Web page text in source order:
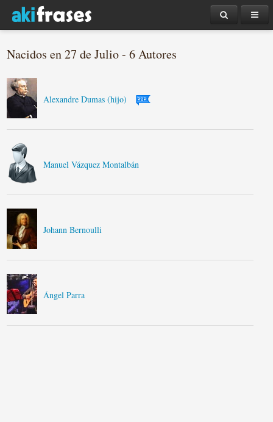
Nacidos en 27 de Julio - 6 Autores
Alexandre Dumas (hijo)
Manuel Vázquez Montalbán
Johann Bernoulli
Ángel Parra